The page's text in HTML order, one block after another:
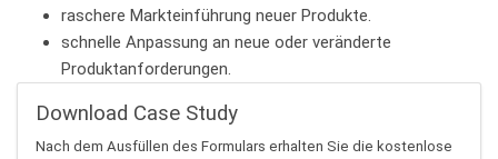
raschere Markteinführung neuer Produkte.
schnelle Anpassung an neue oder veränderte
Produktanforderungen.
Download Case Study
Nach dem Ausfüllen des Formulars erhalten Sie die kostenlose